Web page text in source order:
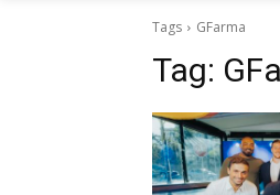
Tags GFarma
Tag: